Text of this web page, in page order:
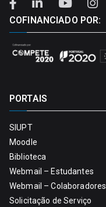
COFINANCIADO POR:
PORTAIS
SIUPT
Moodle
Biblioteca
Webmail – Estudantes
Webmail – Colaboradores
Solicitação de Serviço